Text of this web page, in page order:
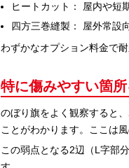
ヒートカット： 屋内や短
四方三巻縫製： 屋外常設
わずかなオプション料金で
特に傷みやすい箇
のぼり旗をよく観察すると
ことがわかります。ここは
この弱点となる2辺（L字部